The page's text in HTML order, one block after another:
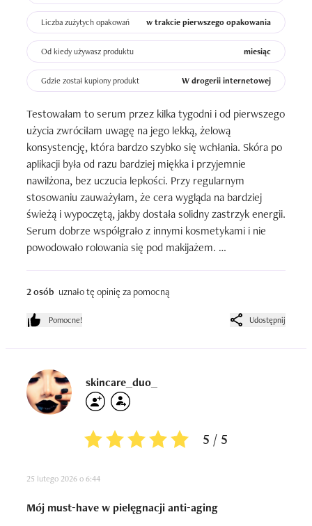
Liczba zużytych opakowań w trakcie pierwszego opakowania
Od kiedy używasz produktu miesiąc
Gdzie został kupiony produkt W drogerii internetowej
Testowałam to serum przez kilka tygodni i od pierwszego
użycia zwróciłam uwagę na jego lekką, żelową
konsystencję, która bardzo szybko się wchłania. Skóra po
aplikacji była od razu bardziej miękka i przyjemnie
nawilżona, bez uczucia lepkości. Przy regularnym
stosowaniu zauważyłam, że cera wygląda na bardziej
świeżą i wypoczętą, jakby dostała solidny zastrzyk energii.
Serum dobrze współgrało z innymi kosmetykami i nie
powodowało rolowania się pod makijażem.
wywołało u mnie żadnych podrażnień. Po około dwóch
tygodniach skóra stała się bardziej elastyczna i gładsza w
dotyku. Mam wrażenie, że koloryt lekko się wyrównał, a
drobne niedoskonałości szybciej się goiły. Produkt
szczególnie gdy moja skóra była bardziej przesuszona.
Doceniam też to, że serum jest wydajne i wystarczy
niewielka ilość na całą twarz.
2 osób uznało tę opinię za pomocną
Pomocne! Udostępnij
skincare_duo_
5 / 5
25 lutego 2026 o 6:44
Mój must-have w pielęgnacji anti-aging